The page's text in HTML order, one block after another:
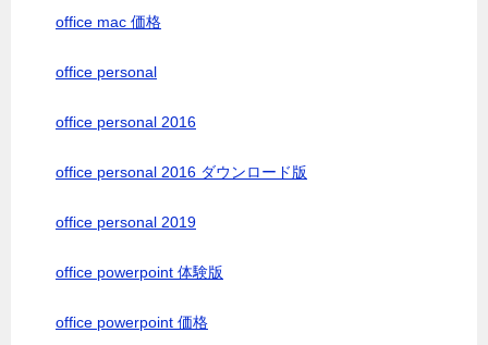
office mac 価格
office personal
office personal 2016
office personal 2016 ダウンロード版
office personal 2019
office powerpoint 体験版
office powerpoint 価格